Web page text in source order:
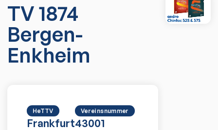
TV 1874
Bergen-
Enkheim
HeTTV
Frankfurt
Vereinsnummer
43001